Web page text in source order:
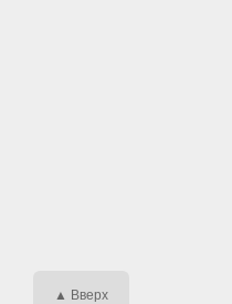
▲ Вверх